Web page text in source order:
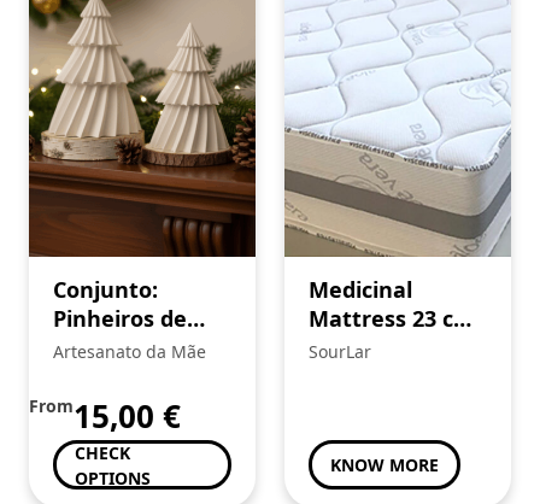
Conjunto:
Pinheiros de
Inverno
Artesanato da Mãe
From15,00 €
CHECK
OPTIONS
Medicinal
Mattress 23 cm
Aloé Vera
SourLar
KNOW MORE